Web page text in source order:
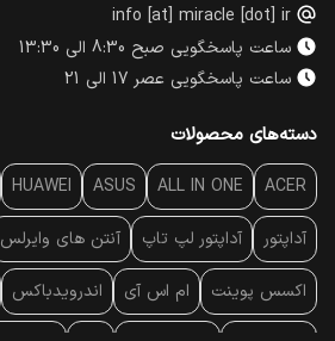
info [at] miracle [dot] ir
ساعت پاسخگویی صبح 8:30 الی 13:30
ساعت پاسخگویی عصر 17 الی 21
دسته‌های محصولات
ACER
ALL IN ONE
ASUS
HUAWEI
آداپتور آداپتور لپ تاپ آنتن‌ های وایرلس
اکسس پوینت ام اس آی اندرویدباکس